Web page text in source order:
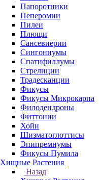
Папоротники
Пеперомии
Пилеи
Плющи
Сансевиерии
Сингониумы
Спатифиллумы
Стрелиции
Традесканции
Фикусы
Фикусы Микрокарпа
Филодендроны
Фиттонии
Хойи
Шизматоглоттисы
Эпипремнумы
Фикусы Пумила
Хищные Растения
Назад